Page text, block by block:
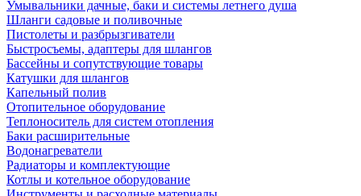
Умывальники дачные, баки и системы летнего душа
Шланги садовые и поливочные
Пистолеты и разбрызгиватели
Быстросъемы, адаптеры для шлангов
Бассейны и сопутствующие товары
Катушки для шлангов
Капельный полив
Отопительное оборудование
Теплоноситель для систем отопления
Баки расширительные
Водонагреватели
Радиаторы и комплектующие
Котлы и котельное оборудование